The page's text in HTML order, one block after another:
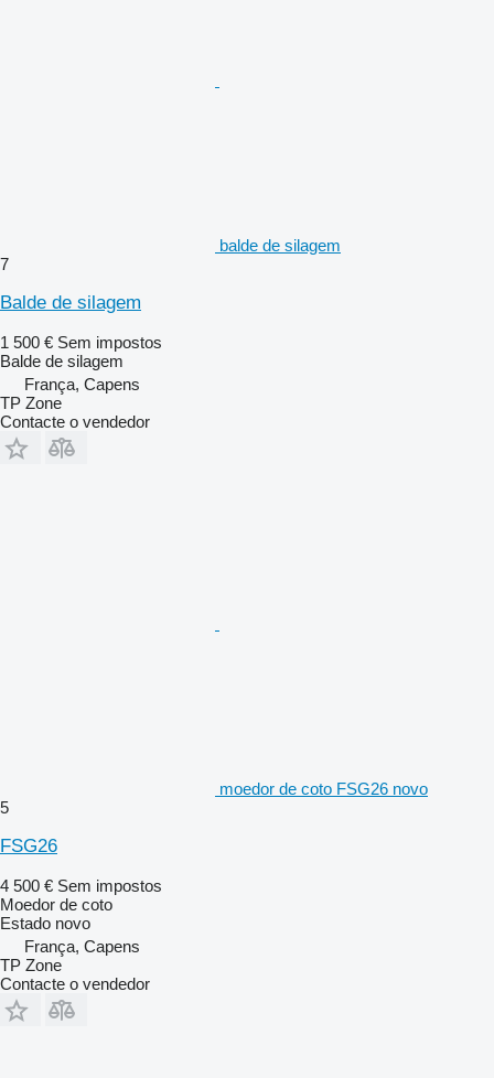
balde de silagem
7
Balde de silagem
1 500 € Sem impostos
Balde de silagem
França, Capens
TP Zone
Contacte o vendedor
moedor de coto FSG26 novo
5
FSG26
4 500 € Sem impostos
Moedor de coto
Estado novo
França, Capens
TP Zone
Contacte o vendedor